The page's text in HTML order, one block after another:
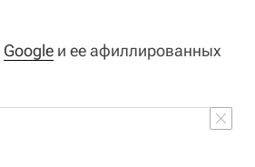
Google и ее афиллированных